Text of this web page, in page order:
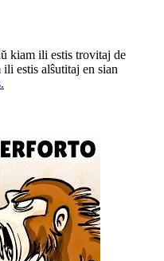
kiam ili estis trovitaj de
estis alŝutitaj en sian